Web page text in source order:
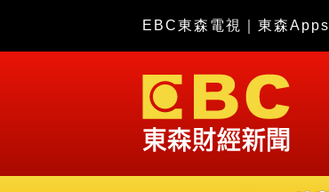
EBC東森電視 東森Apps